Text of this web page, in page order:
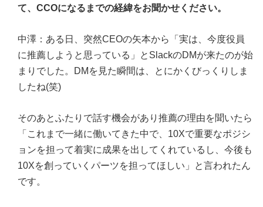
て、CCOになるまでの経緯をお聞かせください。
中澤：ある日、突然CEOの矢本から「実は、今度役員
に推薦しようと思っている」とSlackのDMが来たのが始
まりでした。DMを見た瞬間は、とにかくびっくりしま
したね(笑)
そのあとふたりで話す機会があり推薦の理由を聞いたら
「これまで一緒に働いてきた中で、10Xで重要なポジシ
ョンを担って着実に成果を出してくれているし、今後も
10Xを創っていくパーツを担ってほしい」と言われたん
です。